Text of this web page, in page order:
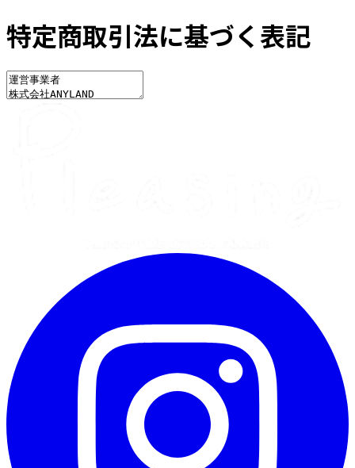
特定商取引法に基づく表記